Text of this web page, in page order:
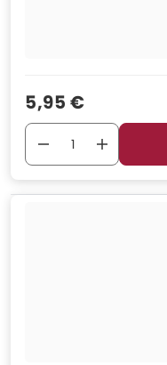
Verkaufspreis
5,95 €